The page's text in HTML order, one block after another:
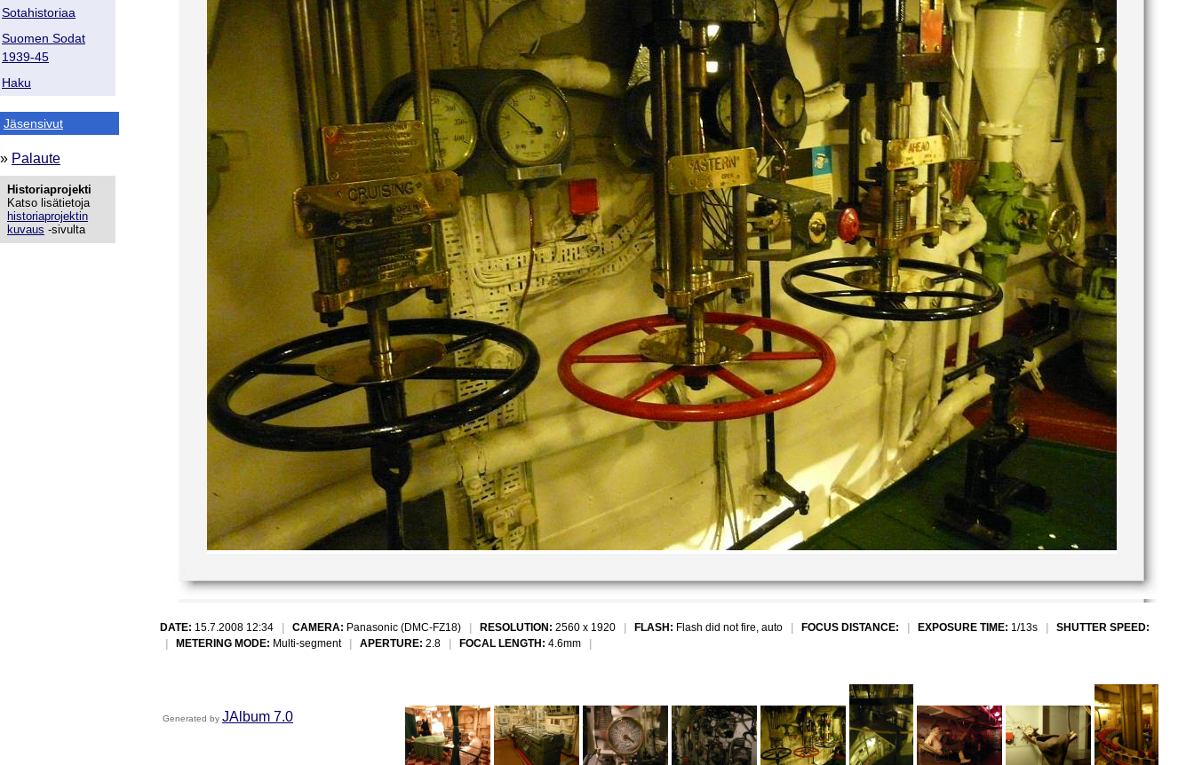
Sotahistoriaa
Suomen Sodat
1939-45
Haku
Jäsensivut
» Palaute
Historiaprojekti
Katso lisätietoja
historiaprojektin
kuvaus -sivulta
DATE: 15.7.2008 12:34 CAMERA: Panasonic (DMC-FZ18) RESOLUTION: 2560 x 1920 FLASH: Flash did not fire, auto FOCUS DISTANCE: EXPOSURE TIME: 1/13s
SHUTTER SPEED:
METERING MODE: Multi-segment APERTURE: 2.8 FOCAL LENGTH: 4.6mm
Generated by JAlbum 7.0